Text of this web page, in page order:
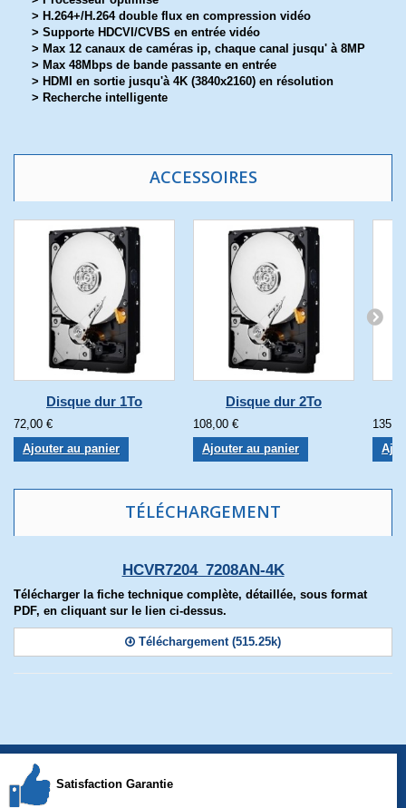
> H.264+/H.264 double flux en compression vidéo
> Supporte HDCVI/CVBS en entrée vidéo
> Max 12 canaux de caméras ip, chaque canal jusqu' à 8MP
> Max 48Mbps de bande passante en entrée
> HDMI en sortie jusqu'à 4K (3840x2160) en résolution
> Recherche intelligente
ACCESSOIRES
Disque dur 1To
72,00 €
Ajouter au panier
Disque dur 2To
108,00 €
Ajouter au panier
TÉLÉCHARGEMENT
HCVR7204_7208AN-4K
Télécharger la fiche technique complète, détaillée, sous format
PDF, en cliquant sur le lien ci-dessus.
Téléchargement (515.25k)
Satisfaction Garantie